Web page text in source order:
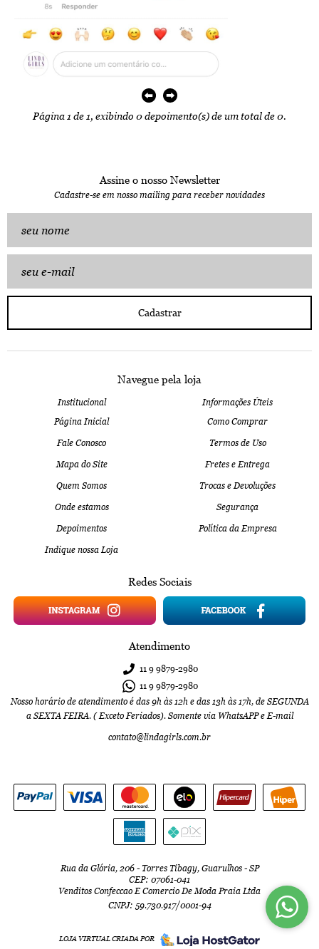
Página 1 de 1, exibindo 0 depoimento(s) de um total de 0.
Assine o nosso Newsletter
Cadastre-se em nosso mailing para receber novidades
Cadastrar
Navegue pela loja
Institucional
Página Inicial
Fale Conosco
Mapa do Site
Quem Somos
Onde estamos
Depoimentos
Indique nossa Loja
Informações Úteis
Como Comprar
Termos de Uso
Fretes e Entrega
Trocas e Devoluções
Segurança
Política da Empresa
Redes Sociais
Atendimento
11 99879-2980
11 99879-2980
Nosso horário de atendimento é das 9h às 12h e das 13h às 17h, de SEGUNDA
a SEXTA FEIRA. ( Exceto Feriados). Somente via WhatsAPP e E-mail
contato@lindagirls.com.br
Rua da Glória, 206- Torres Tibagy, Guarulhos- SP
CEP: 07061-041
Venditos Confeccao E Comercio De Moda Praia Ltda
CNPJ: 59.730.917/0001-94
LOJA VIRTUAL CRIADA POR